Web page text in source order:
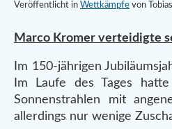
Veröffentlicht in Wettkämpfe von Tobias
Marco Kromer verteidigte
Im 150-jährigen
Im Laufe des Tages
Sonnenstrahlen mit
allerdings nur wenige